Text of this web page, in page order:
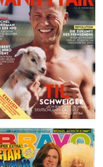
VANITY FAIR – Nr. 7 –
8. Februar 2007
BRAVO – Nr. 8, 13. Febr.